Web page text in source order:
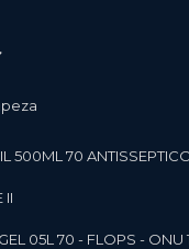
500ML 70
II
05L 70 - FLOPS - ONU